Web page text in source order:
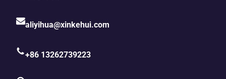
aliyihua@xinkehui.com
+86 13262739223